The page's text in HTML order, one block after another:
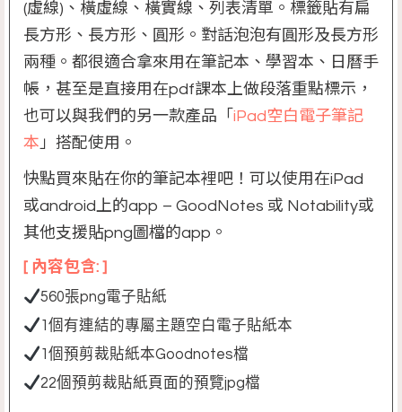
(虛線)、橫虛線、橫實線、列表清單。標籤貼有扁
長方形、長方形、圓形。對話泡泡有圓形及長方形
兩種。都很適合拿來用在筆記本、學習本、日曆手
帳，甚至是直接用在pdf課本上做段落重點標示，
也可以與我們的另一款產品「 iPad空白電子筆記
本」搭配使用。
快點買來貼在你的筆記本裡吧！可以使用在iPad
或android上的app – GoodNotes 或 Notability或
其他支援貼png圖檔的app。
[ 內容包含: ]
560張png電子貼紙
1個有連結的專屬主題空白電子貼紙本
1個預剪裁貼紙本Goodnotes檔
22個預剪裁貼紙頁面的預覽jpg檔